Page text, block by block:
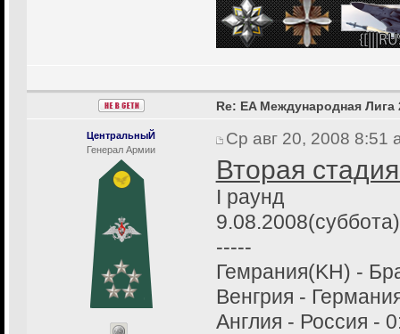
ЦентральныЙ
Генерал Армии
Re: EA Международная Лига
Ср авг 20, 2008 8:51
Вторая
I раунд
-----
Гемрания(KH) -
Венгрия -
Англия - Россия -